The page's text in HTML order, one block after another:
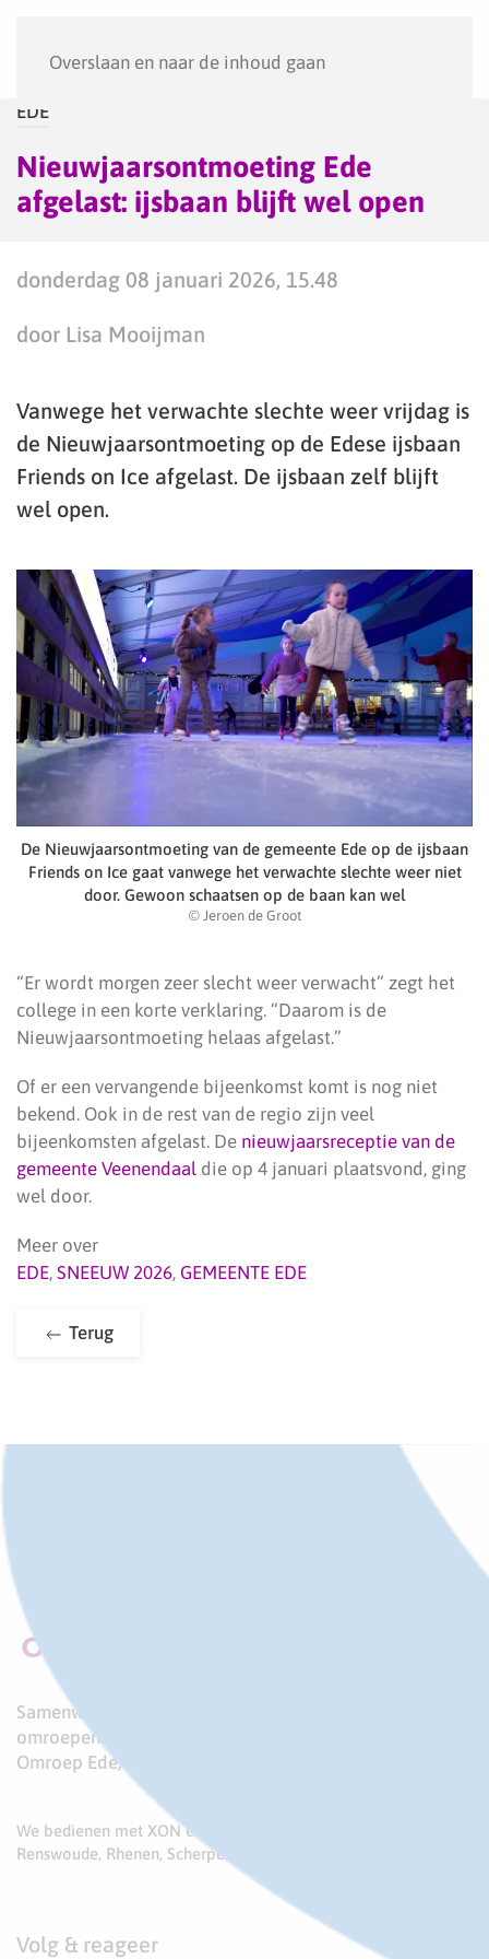
Overslaan en naar de inhoud gaan
EDE
Nieuwjaarsontmoeting Ede
afgelast: ijsbaan blijft wel open
donderdag 08 januari 2026, 15.48
door Lisa Mooijman
Vanwege het verwachte slechte weer vrijdag is
de Nieuwjaarsontmoeting op de Edese ijsbaan
Friends on Ice afgelast. De ijsbaan zelf blijft
wel open.
De Nieuwjaarsontmoeting van de gemeente Ede op de ijsbaan
Friends on Ice gaat vanwege het verwachte slechte weer niet
door. Gewoon schaatsen op de baan kan wel
© Jeroen de Groot
“Er wordt morgen zeer slecht weer verwacht” zegt het
college in een korte verklaring. “Daarom is de
Nieuwjaarsontmoeting helaas afgelast.”
Of er een vervangende bijeenkomst komt is nog niet
bekend. Ook in de rest van de regio zijn veel
bijeenkomsten afgelast. De nieuwjaarsreceptie van de
gemeente Veenendaal die op 4 januari plaatsvond, ging
wel door.
Meer over
EDE, SNEEUW 2026, GEMEENTE EDE
Terug
Samenwerkingsverband van drie lokale publieke
omroepen in de zuidelijke Gelderse Vallei:
Omroep Ede, Omroep Rhenen en Omroep 1 Vallei
We bedienen met XON en 1 VALLEI zes gemeenten: Ede,
Renswoude, Rhenen, Scherpenzeel, Veenendaal en Woudenberg
Volg & reageer